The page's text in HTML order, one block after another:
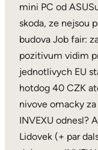
mini PC od
skoda, ze nejsou
budova Job fair:
pozitivum vidim
jednotlivych EU
hotdog 40 CZK
nivove omacky
INVEXU odnesl?
Lidovek (+ par